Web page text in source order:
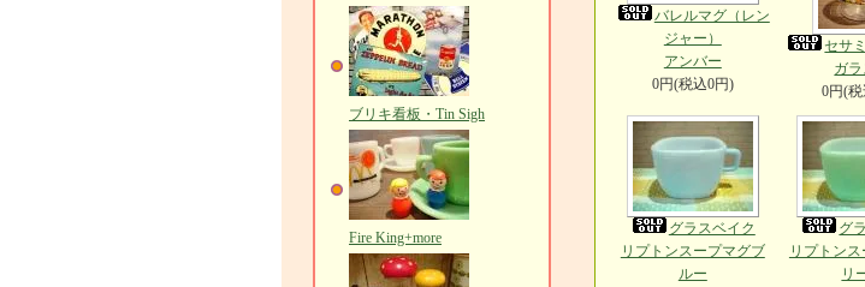
ブリキ看板・Tin Sigh
Fire King+more
バレルマグ（レン
ジャー）
アンバー
0円(税込0円)
セサ
ガ
0円(
グラスベイク
リプトンスープマグブ
ルー
グ
リプトン
リ